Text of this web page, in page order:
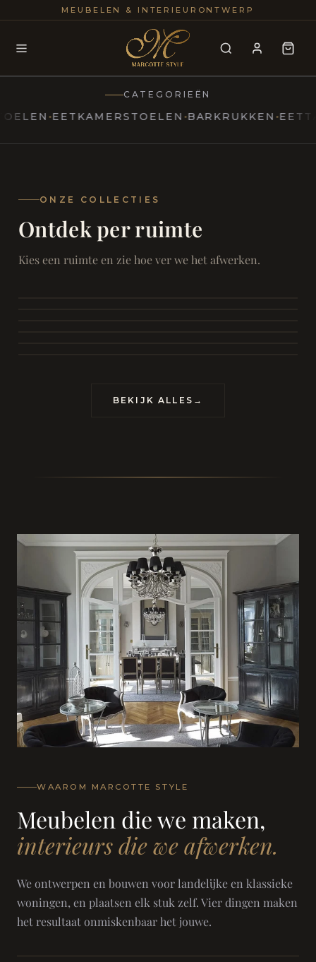
MEUBELEN & INTERIEURONTWERP
Modern
Marcottestyle Living
25+
CATEGORIEËN
EETKAMERSTOELEN BARKRUKKEN
ONZE COLLECTIES
Ontdek per ruimte
Kies een ruimte en zie hoe ver we het afwerken.
SAMEN ONTSPANNEN
Woonkamer
Eetkamer
RUST EN RETRAITE
BEKIJK ALLES →
WAAROM MARCOTTE STYLE
Meubelen die we maken,
interieurs die we afwerken.
We ontwerpen en bouwen voor landelijke en klassieke
woningen, en plaatsen elk stuk zelf. Vier dingen maken
het resultaat onmiskenbaar het jouwe.